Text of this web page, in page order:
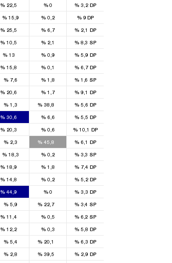
% 22,5 %0 % 3,2 DP
% 15,9 % 0,2 %9DP
% 25,5 % 6,7 % 2,1 DP
% 10,5 % 2,1 %8,3 SP
%13
2
% 0,9 % 5,9 DP
% 15,8 % 0,1 % 6,7 DP
% 7,6 % 1,8 %1,6 SP
% 20,6 % 1,7 % 9,1 DP
% 1,3 % 38,8 % 5,6 DP
% 30,6 % 6,6 % 5,5 DP
% 20,3 % 0,6 % 10,1 DP
% 2,3 % 45,8 % 6,1 DP
% 18,3 % 0,2 %3,3 SP
% 18,9
1
% 1,8 % 7,4 DP
% 14,8 % 0,2 % 5,2 DP
% 44,9 %0 % 3,3 DP
% 5,9 % 22,7 %3,4 SP
% 11,4 % 0,5 %6,2 SP
% 12,2 % 0,3 % 5,8 DP
% 5,4 % 20,1 % 6,3 DP
% 2,8 % 39,5 % 2,9 DP